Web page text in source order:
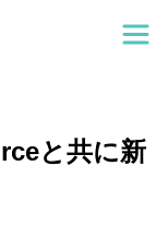
と共に新